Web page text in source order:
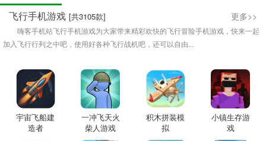
飞行手机游戏 [共3105款] 更多>>
嗨客手机站飞行手机游戏为大家带来精彩欢快的飞行冒险手机游戏，快来一起
加入飞行行列之中吧，使用好各种飞行战机吧，还可以自由...
宇宙飞船建
造者
一冲飞天火
柴人游戏
积木拼装模
拟
小镇生存游
戏